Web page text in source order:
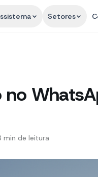
Setores
min de leitura